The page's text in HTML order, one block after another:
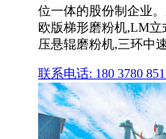
位一体的股份制企业
欧版梯形磨粉机,LM
压悬辊磨粉机,三环中
联系电话: 180 3780